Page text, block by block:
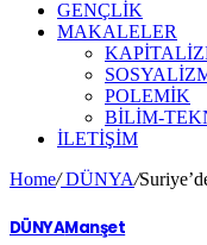
GENÇLİK
MAKALELER
POLEMİK
BİLİM-
ILETIŞIM
Home/DÜNYA/
DÜNYAManşet